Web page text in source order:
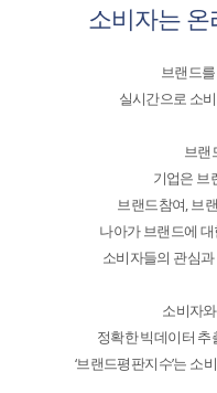
소비자는
브랜드
실시간으로 소
브랜
기업은 브
브랜드참여, 브
나아가 브랜드에
소비자들의 관심
소비자
정확한 빅데이터
‘브랜드평판지수’는 소